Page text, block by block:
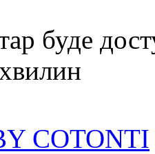
буде
COTONTI